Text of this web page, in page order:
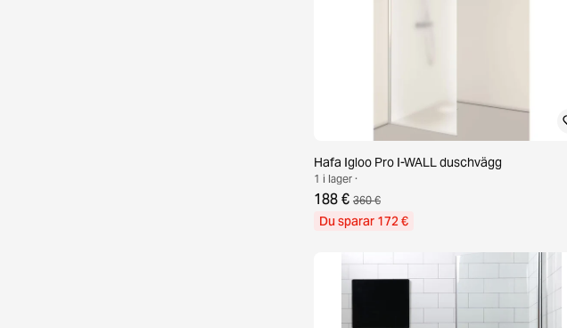
Hafa Igloo Pro I-WALL duschvägg
1 i lager ·
188 € 360 €
Du sparar 172 €